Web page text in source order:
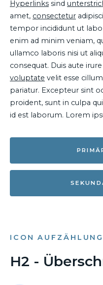
Hyperlinks sind
amet, consectetur
tempor incididunt ut
enim ad minim veniam,
ullamco laboris nisi ut
consequat. Duis aute
voluptate velit esse
pariatur. Excepteur sint
proident, sunt in culpa
id est laborum. Lorem
ICON AUFZÄHLUNG
H2 -